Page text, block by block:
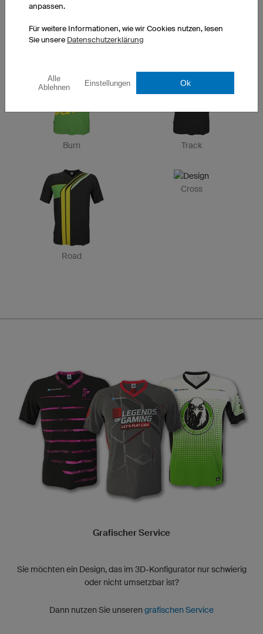
Zebra
Burn Track
Road
Cross
Grafischer Service
Sie möchten ein Design, das im 3D-Konfigurator nur schwierig
oder nicht umsetzbar ist?
Dann nutzen Sie unseren grafischen Service
anpassen.
Für weitere Informationen, wie wir Cookies nutzen, lesen
Sie unsere Datenschutzerklärung
Alle
Ablehnen
Einstellungen Ok